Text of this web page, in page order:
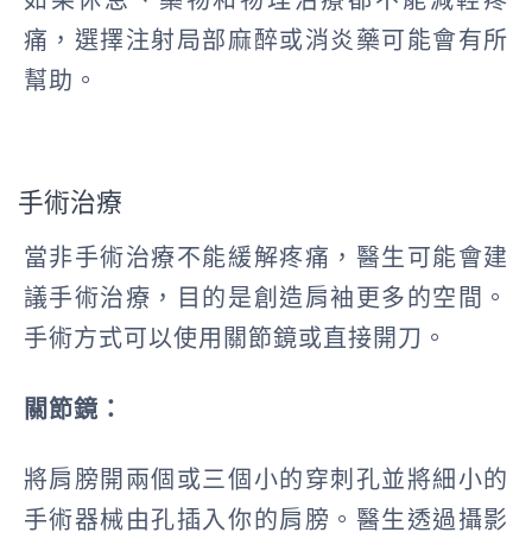
痛，選擇注射局部麻醉或消炎藥可能會有所
幫助。
手術治療
當非手術治療不能緩解疼痛，醫生可能會建
議手術治療，目的是創造肩袖更多的空間。
手術方式可以使用關節鏡或直接開刀。
關節鏡：
將肩膀開兩個或三個小的穿刺孔並將細小的
手術器械由孔插入你的肩膀。醫生透過攝影